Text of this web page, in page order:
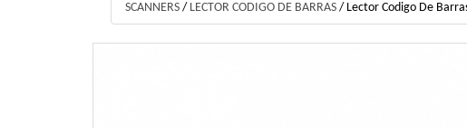
SCANNERS / LECTOR CODIGO DE BARRAS / Lector Codigo De